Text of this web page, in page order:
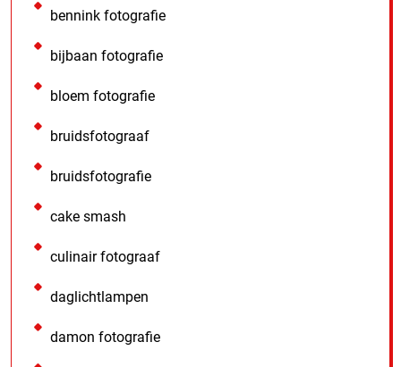
bennink fotografie
bijbaan fotografie
bloem fotografie
bruidsfotograaf
bruidsfotografie
cake smash
culinair fotograaf
daglichtlampen
damon fotografie